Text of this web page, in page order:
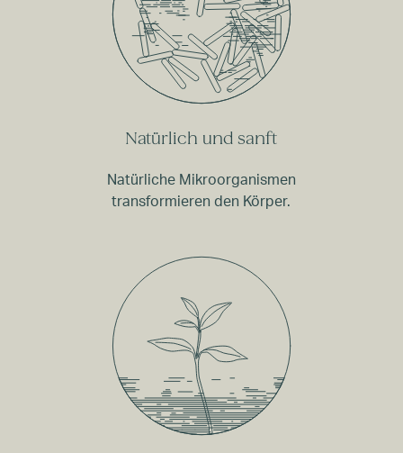
Natürlich und sanft
Natürliche Mikroorganismen
transformieren den Körper.